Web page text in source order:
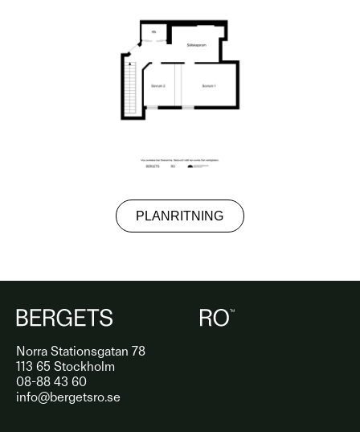
PLANRITNING
Norra Stationsgatan 78
113 65 Stockholm
08-88 43 60
info@bergetsro.se